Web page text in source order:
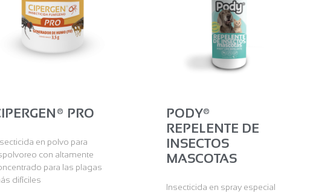
PRO
en polvo para
con altamente
para las plagas
difíciles
PODY®
REPELENTE DE
INSECTOS
MASCOTAS
Insecticida en spray especial